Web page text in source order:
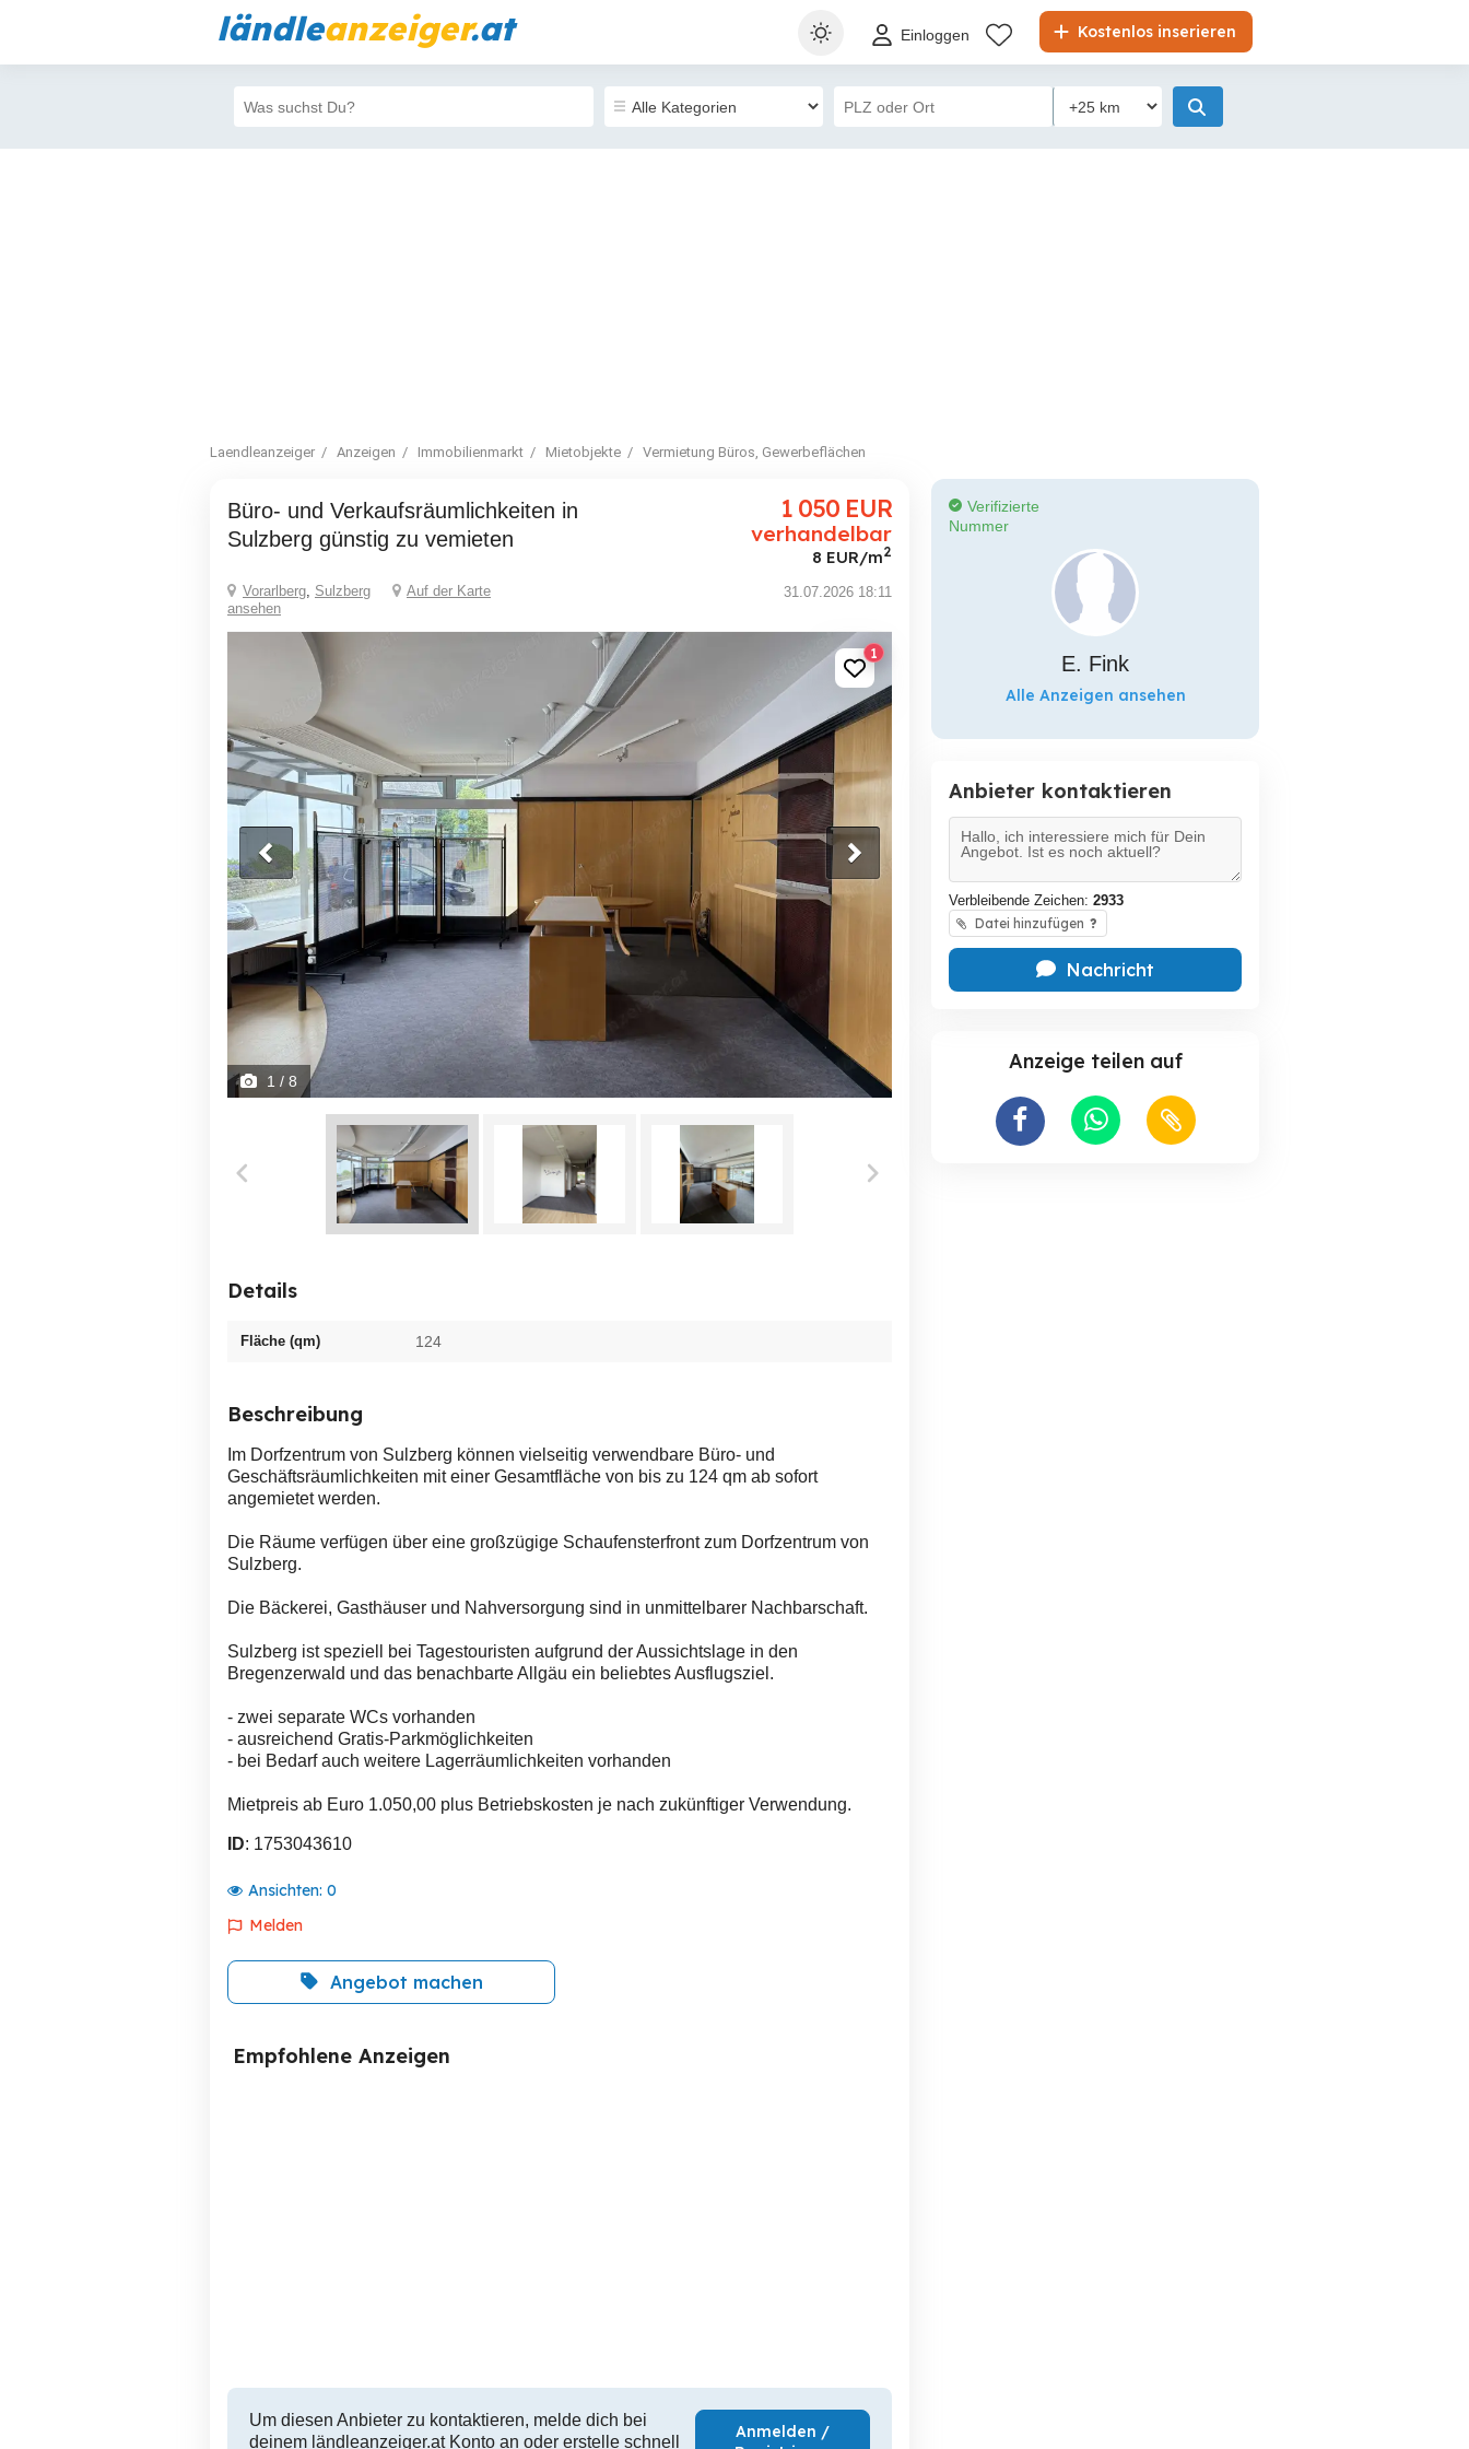
ländleanzeiger.at Kostenlos inserieren
Einloggen
Laendleanzeiger Anzeigen Immobilienmarkt Mietobjekte Vermietung Büros, Gewerbeflächen
Büro- und Verkaufsräumlichkeiten in
Sulzberg günstig zu vemieten
1 050 EUR
verhandelbar
8 EUR/m2
Vorarlberg, Sulzberg
Auf der Karte
ansehen
31.07.2026 18:11
1
1 / 8
Details
Fläche (qm) 124
Beschreibung
Im Dorfzentrum von Sulzberg können vielseitig verwendbare Büro- und
Geschäftsräumlichkeiten mit einer Gesamtfläche von bis zu 124 qm ab sofort
angemietet werden.
Die Räume verfügen über eine großzügige Schaufensterfront zum Dorfzentrum von
Sulzberg.
Die Bäckerei, Gasthäuser und Nahversorgung sind in unmittelbarer Nachbarschaft.
Sulzberg ist speziell bei Tagestouristen aufgrund der Aussichtslage in den
Bregenzerwald und das benachbarte Allgäu ein beliebtes Ausflugsziel.
- zwei separate WCs vorhanden
- ausreichend Gratis-Parkmöglichkeiten
- bei Bedarf auch weitere Lagerräumlichkeiten vorhanden
Mietpreis ab Euro 1.050,00 plus Betriebskosten je nach zukünftiger Verwendung.
ID: 1753043610
Ansichten: 0
Melden
Angebot machen
Empfohlene Anzeigen
Um diesen Anbieter zu kontaktieren, melde dich bei
deinem ländleanzeiger.at Konto an oder erstelle schnell
Anmelden /
Verifizierte
Nummer
E. Fink
Alle Anzeigen ansehen
Anbieter kontaktieren
Verbleibende Zeichen: 2933
Datei hinzufügen ?
Nachricht
Anzeige teilen auf